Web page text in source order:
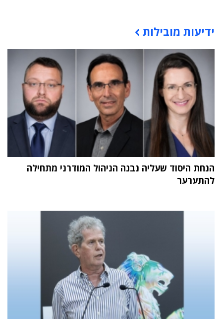
ידיעות מובילות
הנחת היסוד שעליה נבנה הניהול המודרני מתחילה
להתערער